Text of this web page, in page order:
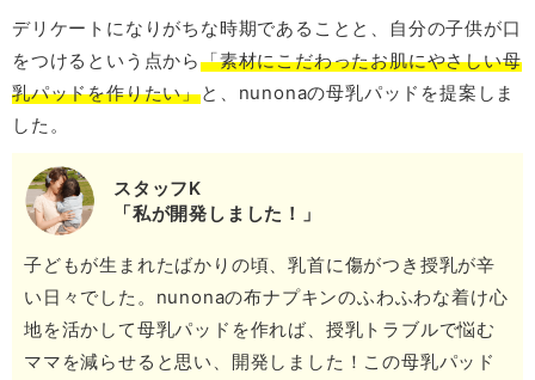
デリケートになりがちな時期であることと、自分の子供が口
をつけるという点から「素材にこだわったお肌にやさしい母
乳パッドを作りたい」と、nunonaの母乳パッドを提案しま
した。
スタッフK
「私が開発しました！」
子どもが生まれたばかりの頃、乳首に傷がつき授乳が辛
い日々でした。nunonaの布ナプキンのふわふわな着け心
地を活かして母乳パッドを作れば、授乳トラブルで悩む
ママを減らせると思い、開発しました！この母乳パッド